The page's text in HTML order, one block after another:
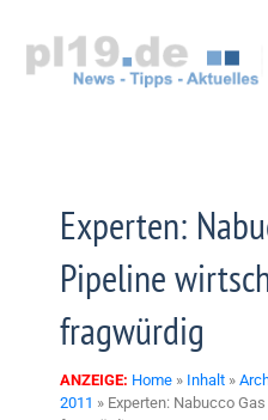
springen
Experten:
Pipeline
fragwürdig
ANZEIGE: Home » Inhalt »
2011 » Experten: Nabucco